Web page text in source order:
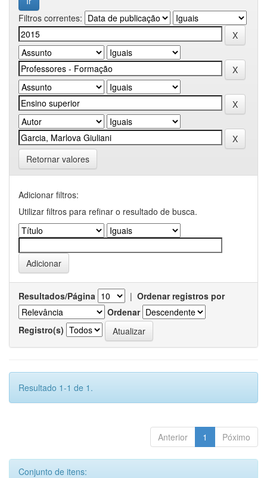
Filtros correntes:
Retornar valores
Adicionar filtros:
Utilizar filtros para refinar o resultado de busca.
Resultados/Página | Ordenar registros por
Ordenar
Registro(s)
Resultado 1-1 de 1.
Anterior 1 Póximo
Conjunto de itens: